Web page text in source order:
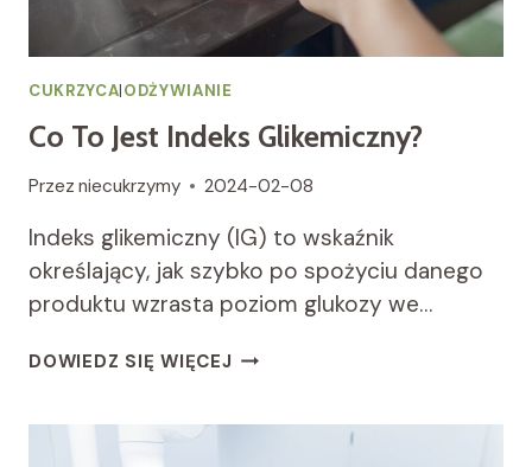
CUKRZYCA|ODŻYWIANIE
Co To Jest Indeks Glikemiczny?
Przez niecukrzymy 2024-02-08
Indeks glikemiczny (IG) to wskaźnik
określający, jak szybko po spożyciu danego
produktu wzrasta poziom glukozy we…
DOWIEDZ SIĘ WIĘCEJ CO